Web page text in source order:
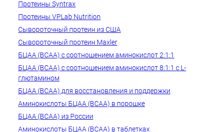
Протеины Syntrax
Протеины VPLab Nutrition
Сывороточный протеин из США
Сывороточный протеин Maxler
БЦАА (BCAA) с соотношением аминокислот 2:1:1
БЦАА (BCAA) с соотношением аминокислот 8:1:1 с L-
глютамином
БЦАА (BCAA) для восстановления и поддержки
Аминокислоты БЦАА (BCAA) в порошке
БЦАА (BCAA) из России
Аминокислоты БЦАА (BCAA) в таблетках